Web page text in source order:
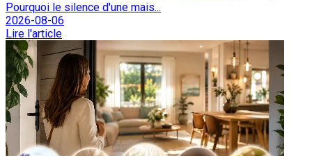
Pourquoi le silence d'une mais...
2026-08-06
Lire l'article